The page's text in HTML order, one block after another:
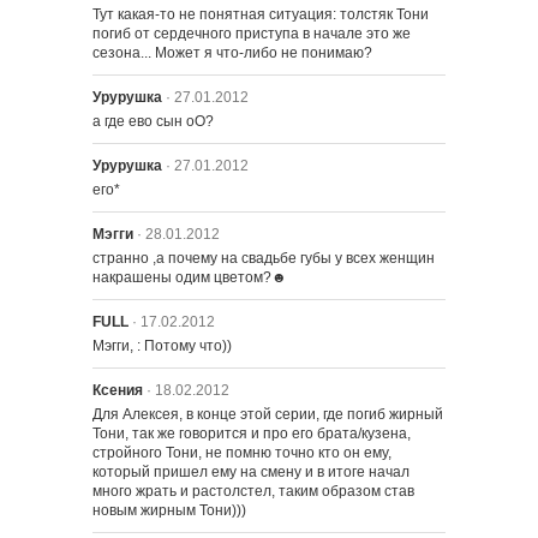
Тут какая-то не понятная ситуация: толстяк Тони
погиб от сердечного приступа в начале это же
сезона... Может я что-либо не понимаю?
Урурушка · 27.01.2012
а где ево сын оО?
Урурушка · 27.01.2012
его*
Мэгги · 28.01.2012
странно ,а почему на свадьбе губы у всех женщин
накрашены одим цветом?☻
FULL · 17.02.2012
Мэгги, : Потому что))
Ксения · 18.02.2012
Для Алексея, в конце этой серии, где погиб жирный
Тони, так же говорится и про его брата/кузена,
стройного Тони, не помню точно кто он ему,
который пришел ему на смену и в итоге начал
много жрать и растолстел, таким образом став
новым жирным Тони)))